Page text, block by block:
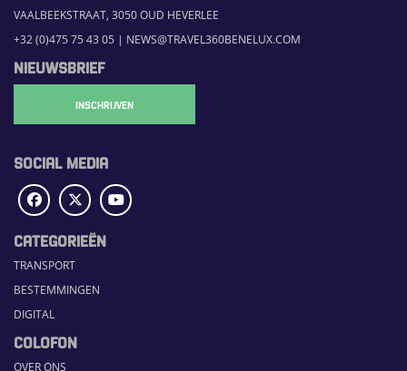
VAALBEEKSTRAAT, 3050 OUD HEVERLEE
+32 (0)475 75 43 05 | NEWS@TRAVEL360BENELUX.COM
NIEUWSBRIEF
INSCHRIJVEN
SOCIAL MEDIA
CATEGORIEËN
TRANSPORT
BESTEMMINGEN
DIGITAL
COLOFON
OVER ONS